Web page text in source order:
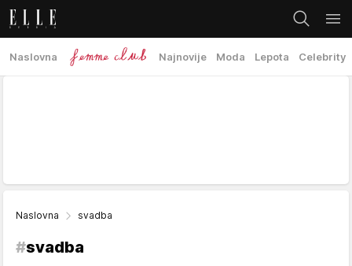
Naslovna Najnovije Moda Lepota Celebrity
Naslovna svadba
#svadba